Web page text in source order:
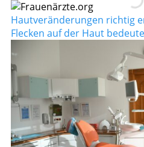
Hautveränderungen richtig
Flecken auf der Haut